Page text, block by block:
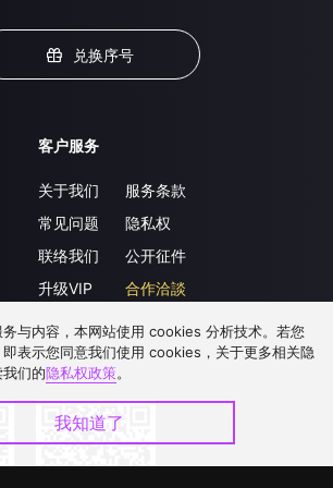
兑换序号
客户服务
关于我们
常见问题
联络我们
升级VIP
服务条款
隐私权
公开征件
合作洽談
与内容，本网站使用 cookies 分析技术。若您
表示您同意我们使用 cookies，关于更多相关隐
们的隐私权政策。
我知道了